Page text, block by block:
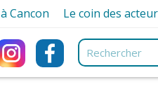
Cancon Le coin des
Associations
Artisans et